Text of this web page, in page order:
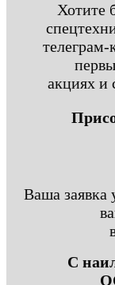
Хотите
акциях и
Ваша
С